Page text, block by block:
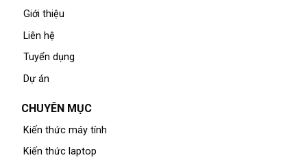
Giới thiệu
Liên hệ
Tuyển dụng
Dự án
CHUYÊN MỤC
Kiến thức máy tính
Kiến thức laptop